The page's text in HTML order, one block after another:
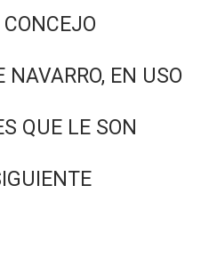
NAVARRO, EN USO
QUE LE SON